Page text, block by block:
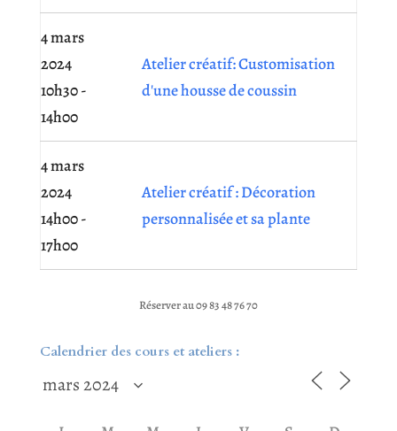
4 mars
2024
10h30 -
14h00
Atelier créatif: Customisation
d'une housse de coussin
4 mars
2024
14h00 -
17h00
Atelier créatif : Décoration
personnalisée et sa plante
Réserver au 09 83 48 76 70
Calendrier des cours et ateliers :